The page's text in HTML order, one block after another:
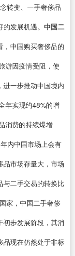
转变、一手奢侈品
发展机遇。 中国二
，中国购买奢侈品的
游因疫情受阻，使
进一步推动中国境内
年实现约48%的增
消费的持续爆增
内中国市场上会有
品市场存量大，市场
与二手交易的转换比
家，中国二手奢侈
初步发展阶段，其消
品现在仍然处于非标